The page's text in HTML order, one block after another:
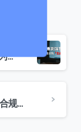
手工对账到深夜，你的公司还在为分账“出血”吗？
平台资金结算“紧箍咒”收紧，合规分账如何成为2026年生存标配
0 / 180